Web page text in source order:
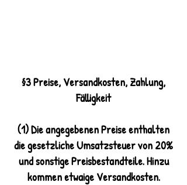
§3 Preise, Versandkosten, Zahlung,
Fälligkeit
(1) Die angegebenen Preise enthalten
die gesetzliche Umsatzsteuer von 20%
und sonstige Preisbestandteile. Hinzu
kommen etwaige Versandkosten.